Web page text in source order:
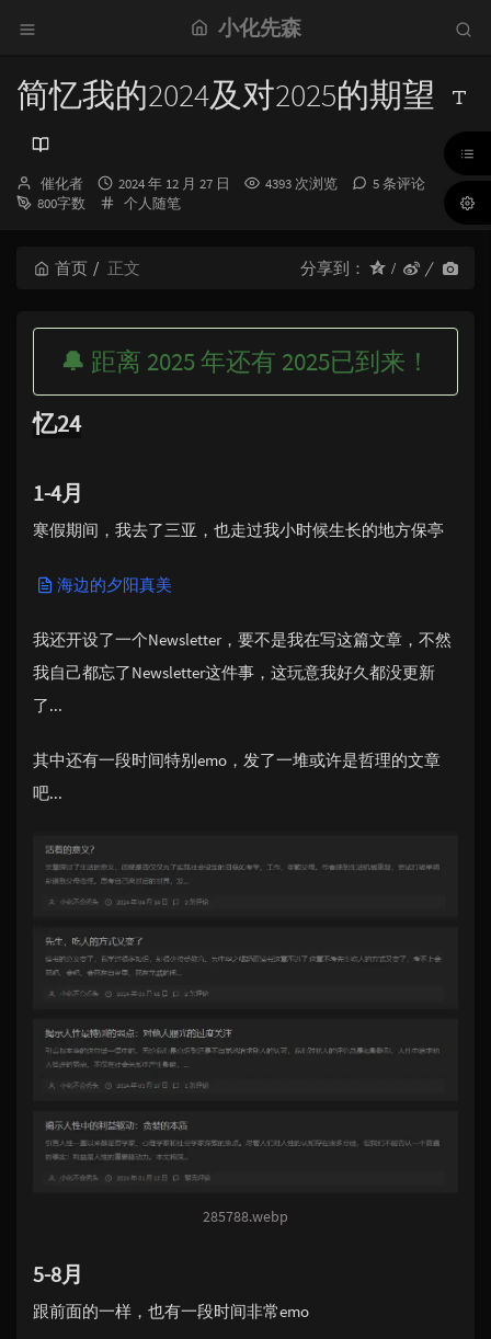
小化先森
简忆我的2024及对2025的期望
博
主：
催化者
发
布
2024 年 12 月 27 日 4393 次浏览
5 条评论
800字数
分
个人随笔
首页 正文 分享到：
🔔 距离 2025 年还有 2025已到来！
忆24
1-4月
寒假期间，我去了三亚，也走过我小时候生长的地方保亭
海边的夕阳真美
我还开设了一个Newsletter，要不是我在写这篇文章，不然
我自己都忘了Newsletter这件事，这玩意我好久都没更新
了...
其中还有一段时间特别emo，发了一堆或许是哲理的文章
吧...
285788.webp
5-8月
跟前面的一样，也有一段时间非常emo